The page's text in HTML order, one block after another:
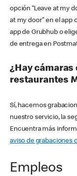
opción “Leave at my
at my door” en el app
app de Grubhub o
de entrega en
¿Hay cámaras
restaurantes
Sí, hacemos
nuestro servicio, la
Encuentra más
aviso de grabaciones
Empleos